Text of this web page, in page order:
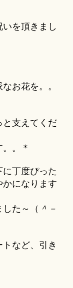
いを頂きまし
お花を。。
と支えてくだ
。＊
丁度ぴった
かになります
た～（ ＾－
など、引き